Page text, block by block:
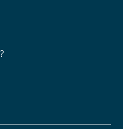
besteht die weltweite